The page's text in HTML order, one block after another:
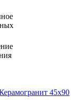
45x90